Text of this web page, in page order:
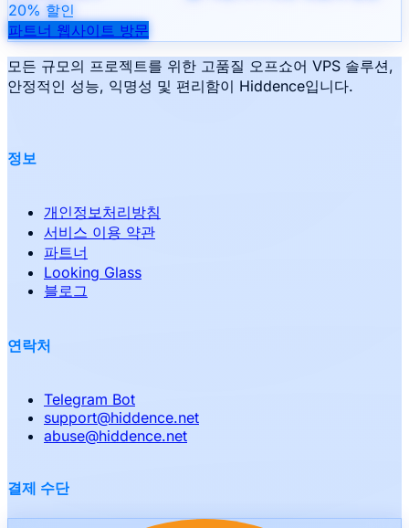
20% 할인
파트너 웹사이트 방문
모든 규모의 프로젝트를 위한 고품질 오프쇼어 VPS 솔루션,
안정적인 성능, 익명성 및 편리함이 Hiddence입니다.
정보
개인정보처리방침
서비스 이용 약관
파트너
Looking Glass
블로그
연락처
Telegram Bot
support@hiddence.net
abuse@hiddence.net
결제 수단